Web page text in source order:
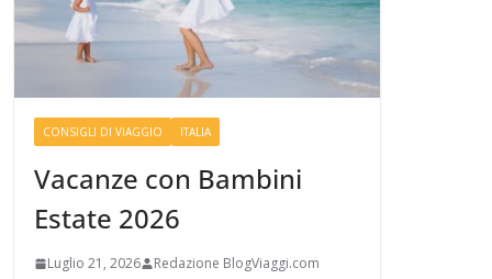
CONSIGLI DI VIAGGIO ITALIA
Vacanze con Bambini
Estate 2026
Luglio 21, 2026 Redazione BlogViaggi.com